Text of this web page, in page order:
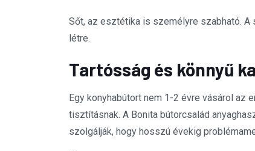
Sőt, az esztétika is személyre szabható. A
létre.
Tartósság és könnyű
Egy konyhabútort nem 1-2 évre vásárol az
tisztításnak. A Bonita bútorcsalád
szolgálják, hogy hosszú évekig